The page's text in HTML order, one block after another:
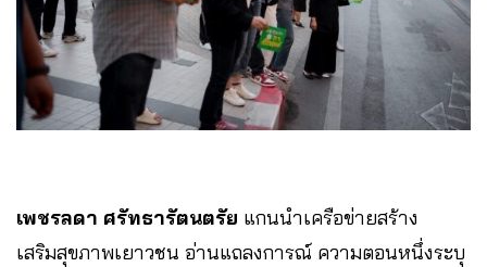
เพชรลดา ศรัทธารัตนตรัย แกนนำเครือข่ายสร้าง
เสริมสุขภาพเยาวชน อ่านแถลงการณ์ ความตอนหนึ่งระบุ